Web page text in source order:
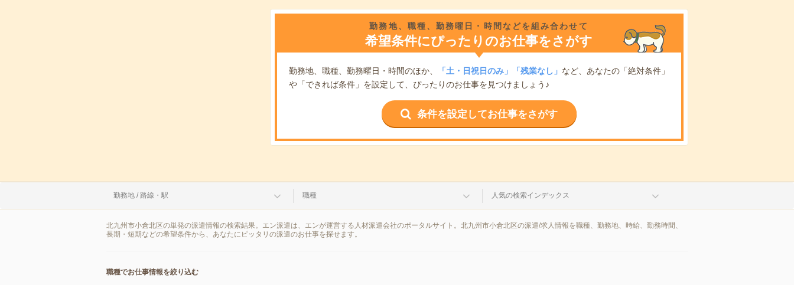
勤務地、職種、勤務曜日・時間などを組み合わせて
希望条件にぴったりのお仕事をさがす
勤務地、職種、勤務曜日・時間のほか、 「土・日祝日のみ」「残業なし」 など、あなたの「絶対条件」
や「できれば条件」を設定して、ぴったりのお仕事を見つけましょう♪
条件を設定してお仕事をさがす
勤務地 / 路線・駅 職種 人気の検索インデックス
北九州市小倉北区の単発の派遣情報の検索結果。エン派遣は、エンが運営する人材派遣会社のポータルサイト。北九州市小倉北区の派遣/求人情報を職種、勤務地、時給、勤務時間、
長期・短期などの希望条件から、あなたにピッタリの派遣のお仕事を探せます。
職種でお仕事情報を絞り込む